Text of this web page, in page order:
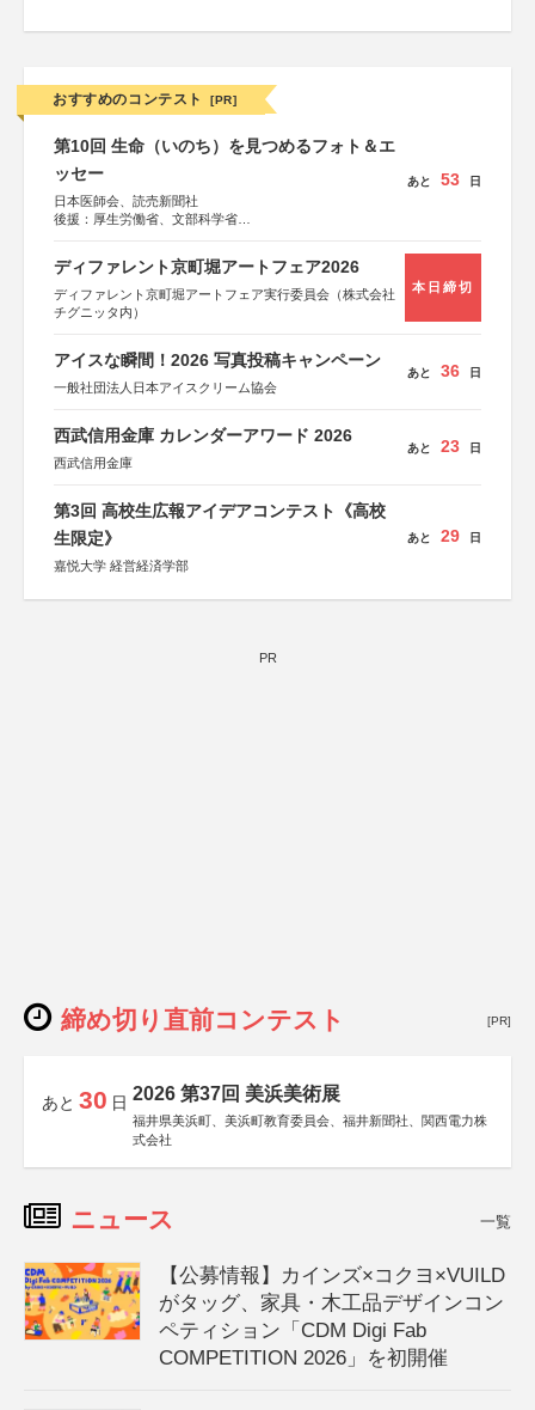
おすすめのコンテスト [PR]
第10回 生命（いのち）を見つめるフォト＆エ
ッセー
日本医師会、読売新聞社
後援：厚生労働省、文部科学省
しん生命保険株式会社
あと 53 日
ディファレント京町堀アートフェア2026
ディファレント京町堀アートフェア実行委員会（株式会社
チグニッタ内）
本日締切
アイスな瞬間！2026 写真投稿キャンペーン
一般社団法人日本アイスクリーム協会
あと 36 日
西武信用金庫 カレンダーアワード 2026
西武信用金庫
あと 23 日
第3回 高校生広報アイデアコンテスト《高校
生限定》
嘉悦大学 経営経済学部
あと 29 日
PR
締め切り直前コンテスト [PR]
あと 30 日 2026 第37回 美浜美術展
福井県美浜町、美浜町教育委員会、福井新聞社、関西電力株
式会社
ニュース 一覧
【公募情報】カインズ×コクヨ×VUILD
がタッグ、家具・木工品デザインコン
ペティション「CDM Digi Fab
COMPETITION 2026」を初開催